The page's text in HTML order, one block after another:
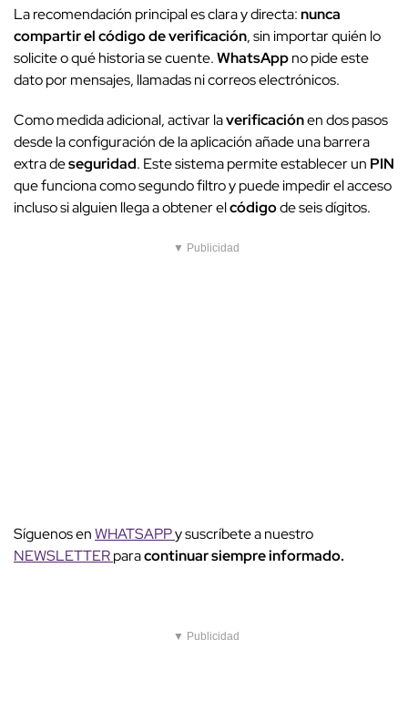
La recomendación principal es clara y directa:nunca
compartir el código de verificación, sin importar quién lo
solicite o qué historia se cuente.WhatsAppno pide este
dato por mensajes, llamadas ni correos electrónicos.
Como medida adicional, activar laverificaciónen dos pasos
desde la configuración de la aplicación añade una barrera
extra deseguridad. Este sistema permite establecer un PIN
que funciona como segundo filtro y puede impedir el acceso
incluso si alguien llega a obtener elcódigode seis dígitos.
▼ Publicidad
Síguenos enWHATSAPPy suscríbete a nuestro
NEWSLETTERparacontinuar siempre informado.
▼ Publicidad